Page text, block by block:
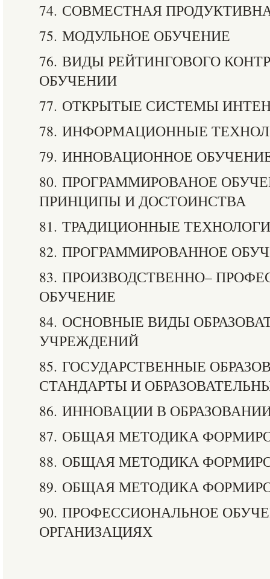
74. СОВМЕСТНАЯ
75. МОДУЛЬНОЕ ОБУЧЕНИЕ
76. ВИДЫ РЕЙТИНГОВОГО
ОБУЧЕНИИ
77. ОТКРЫТЫЕ СИСТЕМЫ
78. ИНФОРМАЦИОННЫЕ
79. ИННОВАЦИОННОЕ
80. ПРОГРАММИРОВАНОЕ
ПРИНЦИПЫ И ДОСТОИНСТВА
81. ТРАДИЦИОННЫЕ
82. ПРОГРАММИРОВАННОЕ
83. ПРОИЗВОДСТВЕННО–
ОБУЧЕНИЕ
84. ОСНОВНЫЕ ВИДЫ
УЧРЕЖДЕНИЙ
85. ГОСУДАРСТВЕННЫЕ
СТАНДАРТЫ И
86. ИННОВАЦИИ В
87. ОБЩАЯ МЕТОДИКА
88. ОБЩАЯ МЕТОДИКА
89. ОБЩАЯ МЕТОДИКА
90. ПРОФЕССИОНАЛЬНОЕ
ОРГАНИЗАЦИЯХ